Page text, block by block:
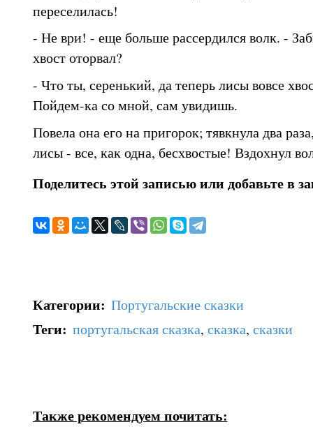
переселилась!
- Не ври! - еще больше рассердился волк. -
хвост оторвал?
- Что ты, серенький, да теперь лисы вовсе
Пойдем-ка со мной, сам увидишь.
Повела она его на пригорок; тявкнула два
лисы - все, как одна, бесхвостые! Вздохнул
Поделитесь этой записью или добавьте в
Категории: Португальские сказки
Теги: португальская сказка, сказка, сказки
Также рекомендуем почитать: